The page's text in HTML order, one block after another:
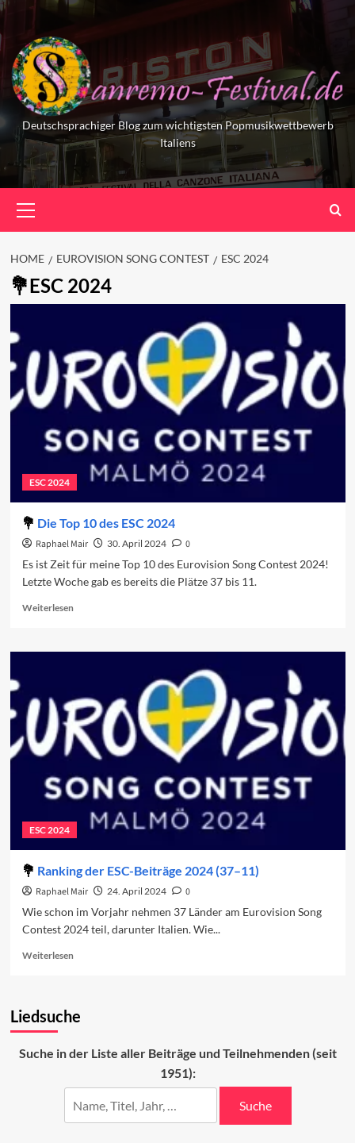
Skip
to
content
Deutschsprachiger Blog zum wichtigsten Popmusikwettbewerb
Italiens
Menu
HOME EUROVISION SONG CONTEST ESC 2024
ESC 2024
ESC 2024
Die Top 10 des ESC 2024
Raphael Mair 30. April 2024
0
Es ist Zeit für meine Top 10 des Eurovision Song Contest 2024!
Letzte Woche gab es bereits die Plätze 37 bis 11.
WeiterlesenRead
Die
des
ESC
2024
ESC 2024
Ranking der ESC-Beiträge 2024 (37–11)
Raphael Mair 24. April 2024
0
Wie schon im Vorjahr nehmen 37 Länder am Eurovision Song
Contest 2024 teil, darunter Italien. Wie...
WeiterlesenRead
der
2024
11)
Liedsuche
Suche in der Liste aller Beiträge und Teilnehmenden (seit
1951):
Suche